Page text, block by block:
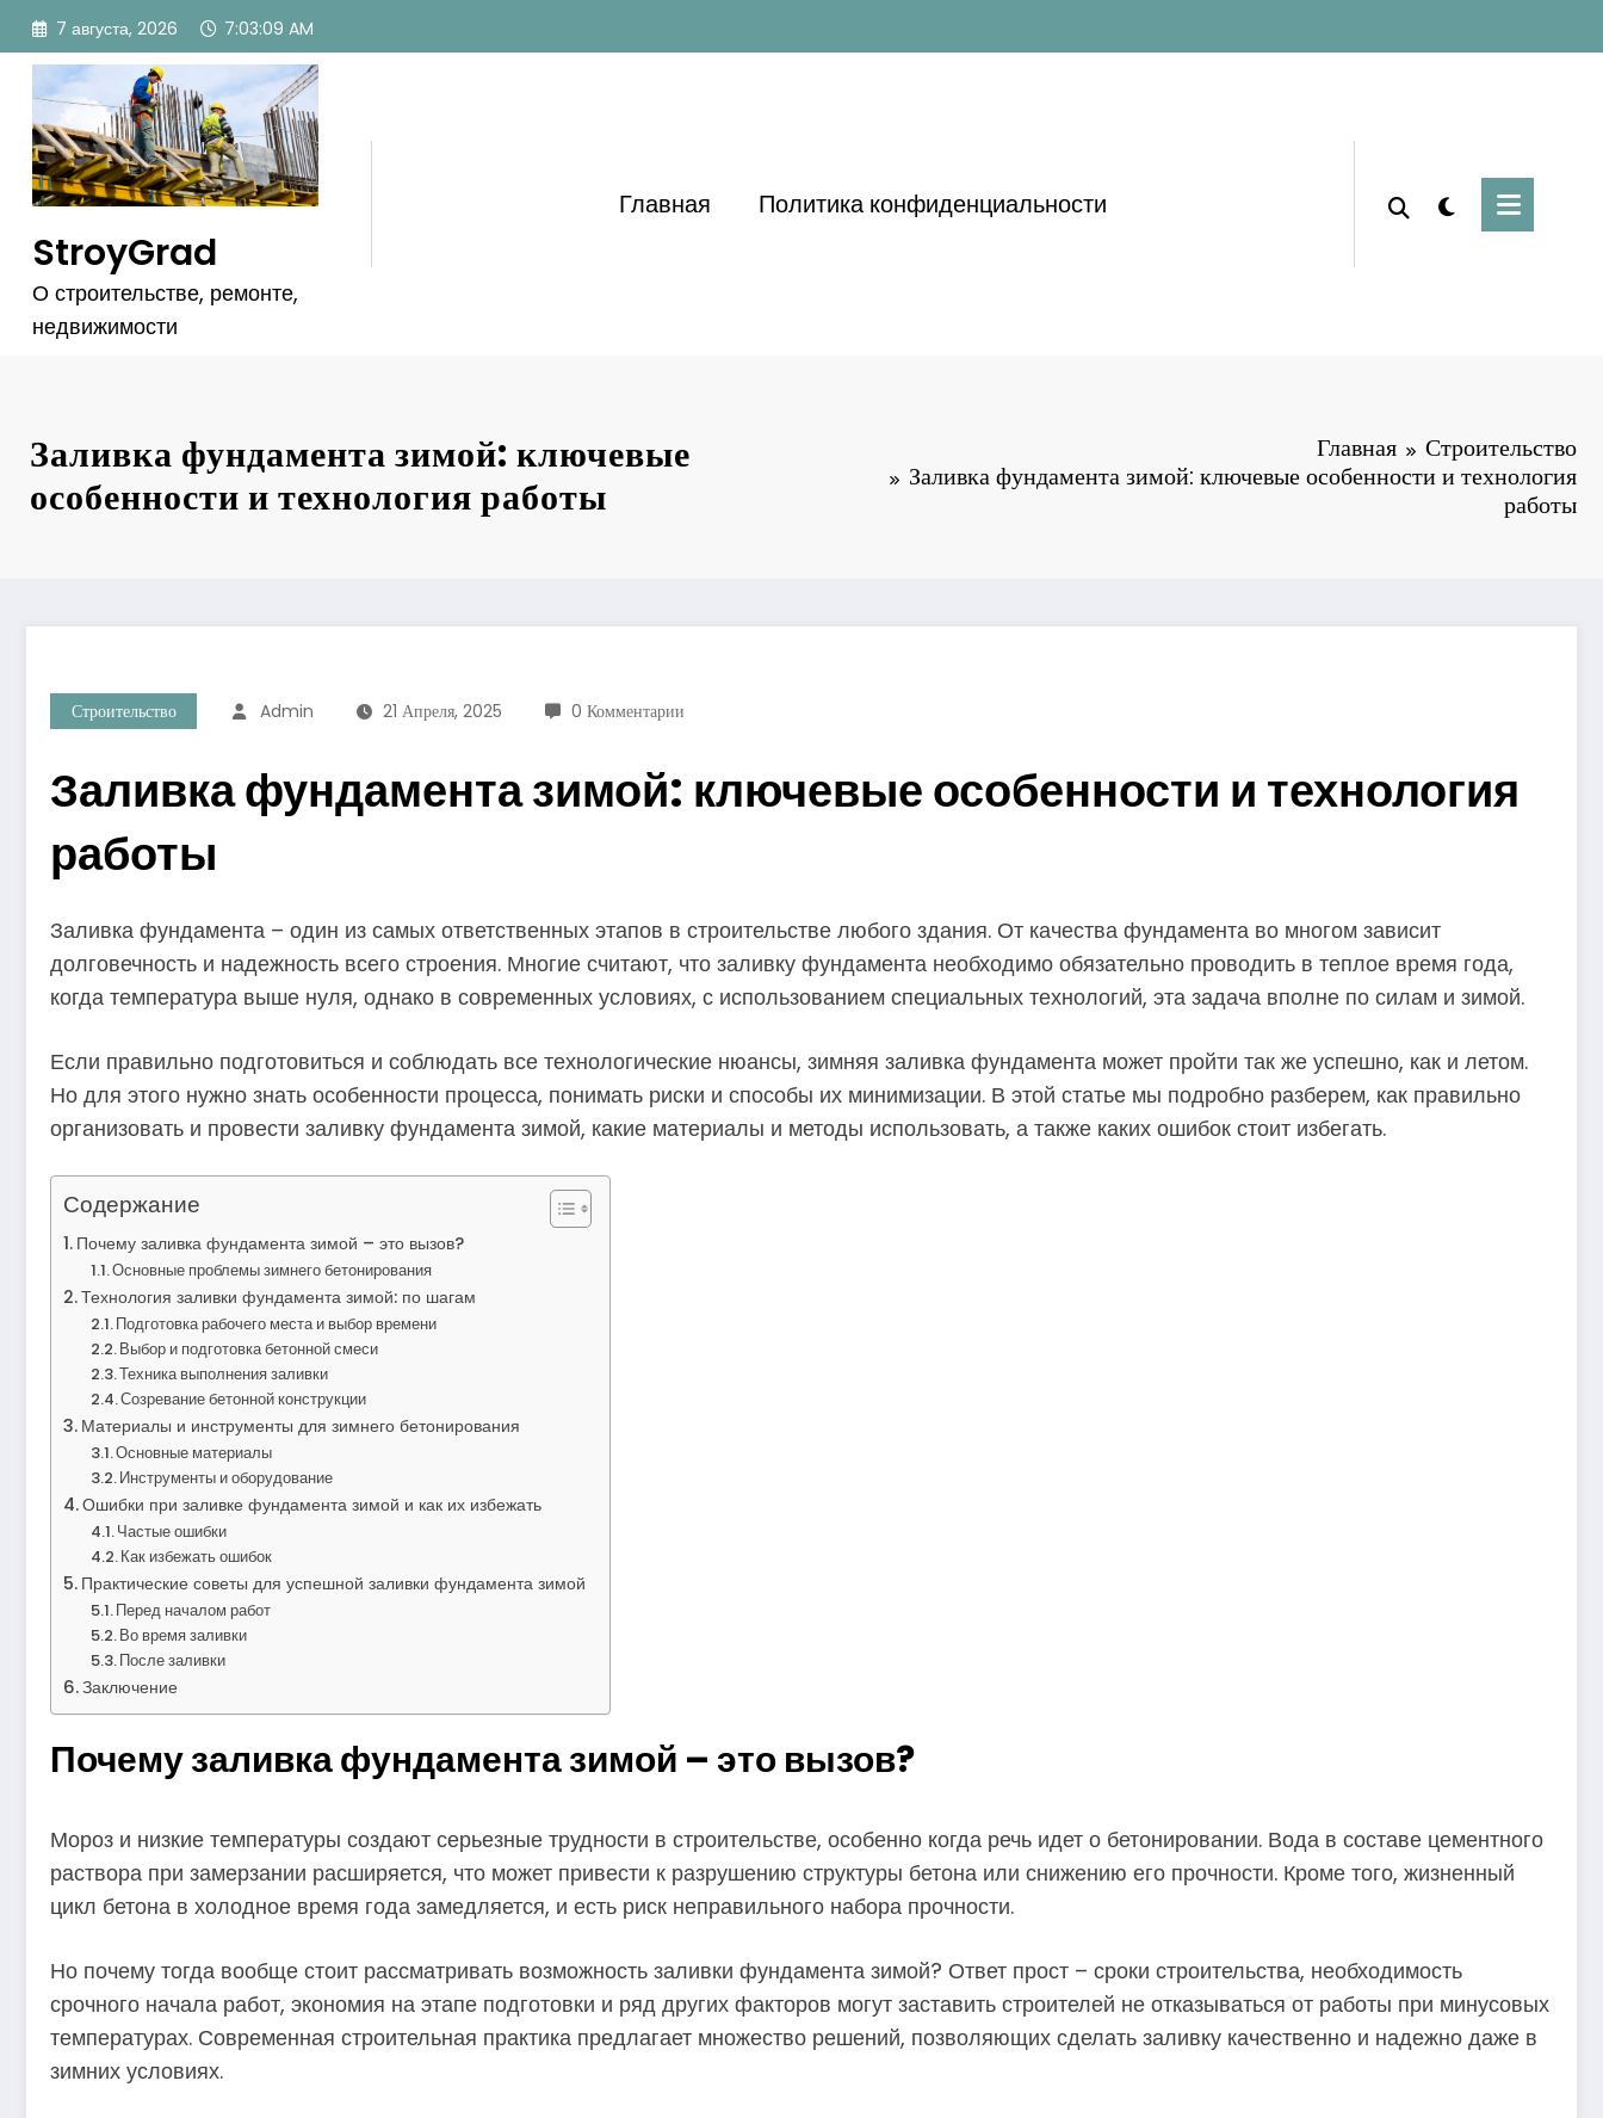
Перейти
содержимому
7 августа, 2026 7:03:10 AM
StroyGrad
О строительстве, ремонте,
недвижимости
Главная Политика конфиденциальности
Заливка фундамента зимой: ключевые
особенности и технология работы
Главная
Строительство
Заливка фундамента зимой: ключевые особенности и технология
работы
Строительство Admin 21 Апреля, 2025 0 Комментарии
Заливка фундамента зимой: ключевые особенности и технология
работы
Заливка фундамента – один из самых ответственных этапов в строительстве любого здания. От качества фундамента во многом зависит
долговечность и надежность всего строения. Многие считают, что заливку фундамента необходимо обязательно проводить в теплое время года,
когда температура выше нуля, однако в современных условиях, с использованием специальных технологий, эта задача вполне по силам и зимой.
Если правильно подготовиться и соблюдать все технологические нюансы, зимняя заливка фундамента может пройти так же успешно, как и летом.
Но для этого нужно знать особенности процесса, понимать риски и способы их минимизации. В этой статье мы подробно разберем, как правильно
организовать и провести заливку фундамента зимой, какие материалы и методы использовать, а также каких ошибок стоит избегать.
Содержание
Почему заливка фундамента зимой – это вызов?
Основные проблемы зимнего бетонирования
Технология заливки фундамента зимой: по шагам
Подготовка рабочего места и выбор времени
Выбор и подготовка бетонной смеси
Техника выполнения заливки
Созревание бетонной конструкции
Материалы и инструменты для зимнего бетонирования
Основные материалы
Инструменты и оборудование
Ошибки при заливке фундамента зимой и как их избежать
Частые ошибки
Как избежать ошибок
Практические советы для успешной заливки фундамента зимой
Перед началом работ
Во время заливки
После заливки
Заключение
Почему заливка фундамента зимой – это вызов?
Мороз и низкие температуры создают серьезные трудности в строительстве, особенно когда речь идет о бетонировании. Вода в составе цементного
раствора при замерзании расширяется, что может привести к разрушению структуры бетона или снижению его прочности. Кроме того, жизненный
цикл бетона в холодное время года замедляется, и есть риск неправильного набора прочности.
Но почему тогда вообще стоит рассматривать возможность заливки фундамента зимой? Ответ прост – сроки строительства, необходимость
срочного начала работ, экономия на этапе подготовки и ряд других факторов могут заставить строителей не отказываться от работы при минусовых
температурах. Современная строительная практика предлагает множество решений, позволяющих сделать заливку качественно и надежно даже в
зимних условиях.